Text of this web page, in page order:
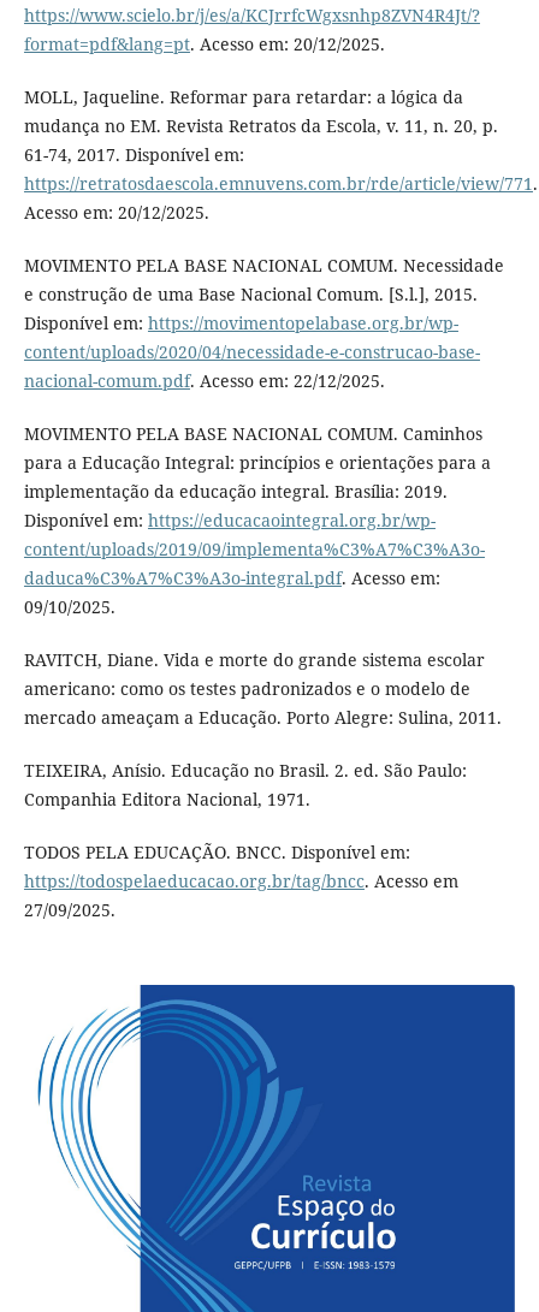
https://www.scielo.br/j/es/a/KCJrrfcWgxsnhp8ZVN4R4Jt/?
format=pdf&lang=pt. Acesso em: 20/12/2025.
MOLL, Jaqueline. Reformar para retardar: a lógica da
mudança no EM. Revista Retratos da Escola, v. 11, n. 20, p.
61-74, 2017. Disponível em:
https://retratosdaescola.emnuvens.com.br/rde/article/view/771.
Acesso em: 20/12/2025.
MOVIMENTO PELA BASE NACIONAL COMUM. Necessidade
e construção de uma Base Nacional Comum. [S.l.], 2015.
Disponível em: https://movimentopelabase.org.br/wp-
content/uploads/2020/04/necessidade-e-construcao-base-
nacional-comum.pdf. Acesso em: 22/12/2025.
MOVIMENTO PELA BASE NACIONAL COMUM. Caminhos
para a Educação Integral: princípios e orientações para a
implementação da educação integral. Brasília: 2019.
Disponível em: https://educacaointegral.org.br/wp-
content/uploads/2019/09/implementa%C3%A7%C3%A3o-
daduca%C3%A7%C3%A3o-integral.pdf. Acesso em:
09/10/2025.
RAVITCH, Diane. Vida e morte do grande sistema escolar
americano: como os testes padronizados e o modelo de
mercado ameaçam a Educação. Porto Alegre: Sulina, 2011.
TEIXEIRA, Anísio. Educação no Brasil. 2. ed. São Paulo:
Companhia Editora Nacional, 1971.
TODOS PELA EDUCAÇÃO. BNCC. Disponível em:
https://todospelaeducacao.org.br/tag/bncc. Acesso em
27/09/2025.